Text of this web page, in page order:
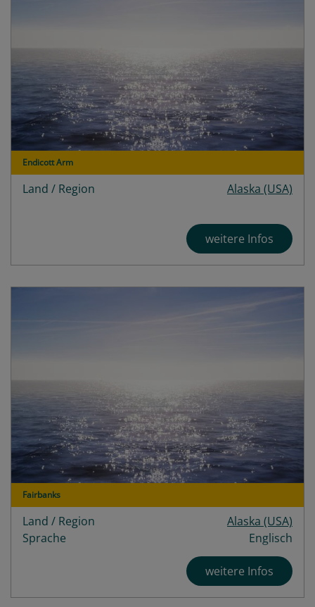
Endicott Arm
Land / Region Alaska (USA)
weitere Infos
Fairbanks
Land / Region
Alaska (USA)
Sprache
Englisch
weitere Infos